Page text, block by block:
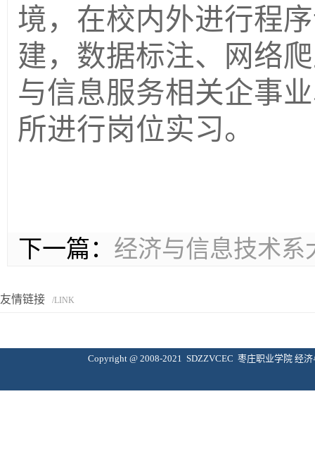
境，在校内外进行程
建，数据标注、网络
与信息服务相关企事
所进行岗位实习。
下一篇： 经济与信息技术系
友情链接 /LINK
Copyright @ 2008-2021 SDZZVCEC 枣庄职业学院